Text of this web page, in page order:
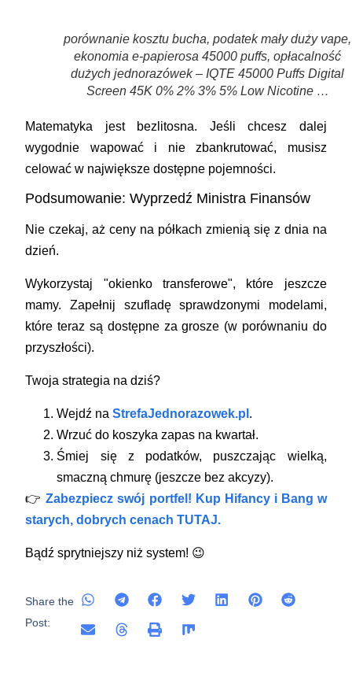
porównanie kosztu bucha, podatek mały duży vape,
ekonomia e-papierosa 45000 puffs, opłacalność
dużych jednorazówek – IQTE 45000 Puffs Digital
Screen 45K 0% 2% 3% 5% Low Nicotine …
Matematyka jest bezlitosna. Jeśli chcesz dalej
wygodnie wapować i nie zbankrutować, musisz
celować w największe dostępne pojemności.
Podsumowanie: Wyprzedź Ministra Finansów
Nie czekaj, aż ceny na półkach zmienią się z dnia na
dzień.
Wykorzystaj "okienko transferowe", które jeszcze
mamy. Zapełnij szufladę sprawdzonymi modelami,
które teraz są dostępne za grosze (w porównaniu do
przyszłości).
Twoja strategia na dziś?
Wejdź naStrefaJednorazowek.pl .
Wrzuć do koszyka zapas na kwartał.
Śmiej się z podatków, puszczając wielką,
smaczną chmurę (jeszcze bez akcyzy).
👉Zabezpiecz swój portfel! Kup Hifancy i Bang w
starych, dobrych cenach TUTAJ.
Bądź sprytniejszy niż system! 😉
Share the
Post: